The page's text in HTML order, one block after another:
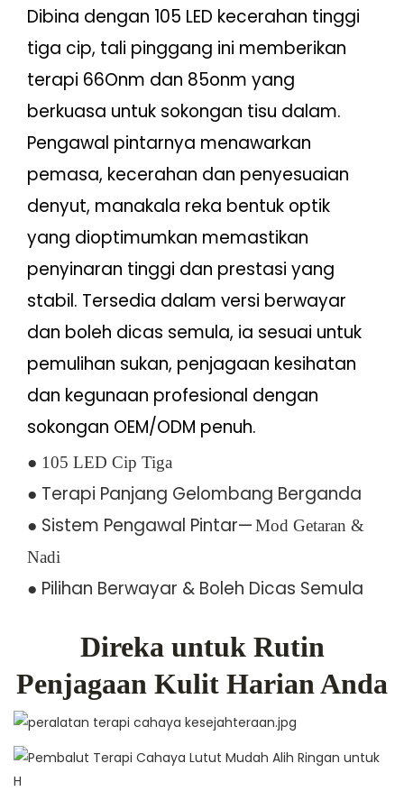
Dibina dengan 105 LED kecerahan tinggi
tiga cip, tali pinggang ini memberikan
terapi 66Onm dan 85onm yang
berkuasa untuk sokongan tisu dalam.
Pengawal pintarnya menawarkan
pemasa, kecerahan dan penyesuaian
denyut, manakala reka bentuk optik
yang dioptimumkan memastikan
penyinaran tinggi dan prestasi yang
stabil. Tersedia dalam versi berwayar
dan boleh dicas semula, ia sesuai untuk
pemulihan sukan, penjagaan kesihatan
dan kegunaan profesional dengan
sokongan OEM/ODM penuh.
● 105 LED Cip Tiga
● Terapi Panjang Gelombang Berganda
● Sistem Pengawal Pintar—Mod Getaran &
Nadi
● Pilihan Berwayar & Boleh Dicas Semula
Direka untuk Rutin
Penjagaan Kulit Harian Anda